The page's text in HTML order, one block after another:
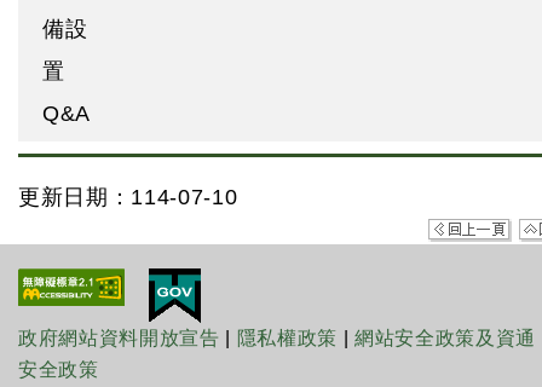
備設
置
Q&A
更新日期：114-07-10
政府網站資料開放宣告 隱私權政策 |網站安全政策及資通
安全政策